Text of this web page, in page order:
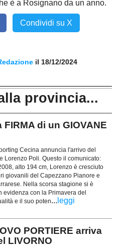
è a Rosignano da un anno.
Condividi su X
il 18/12/2024
provincia...
di un GIOVANE
Cecina annuncia l'arrivo del
Lorenzo Poli. Questo il comunicato:
alto 194 cm, Lorenzo è cresciuto
giovanili del Capezzano Pianore e
Nella scorsa stagione si è
evidenza con la Primavera del
e il suo poten... leggi
PORTIERE arriva
LIVORNO